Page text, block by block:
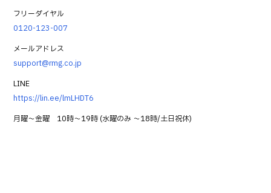
フリーダイヤル
0120-123-007
メールアドレス
support@rmg.co.jp
LINE
https://lin.ee/lmLHDT6
月曜～金曜 10時～19時 (水曜のみ ～18時/土日祝休)